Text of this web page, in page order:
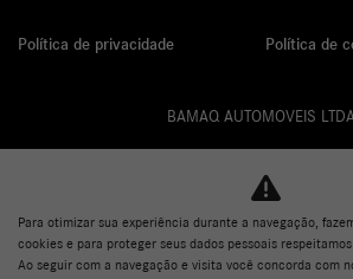
Política de privacidade Política de
BAMAQ AUTOMOVEIS
Desacelere. Seu bem maior é a vida.
Para otimizar sua experiência durante a navegação,
cookies e para proteger seus dados pessoais respeitamos
Ao seguir com a navegação e visita você concorda com